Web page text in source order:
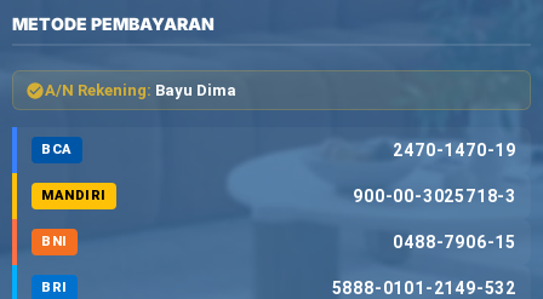
METODE PEMBAYARAN
A/N Rekening: Bayu Dima
BCA 2470-1470-19
MANDIRI 900-00-3025718-3
BNI 0488-7906-15
BRI 5888-0101-2149-532